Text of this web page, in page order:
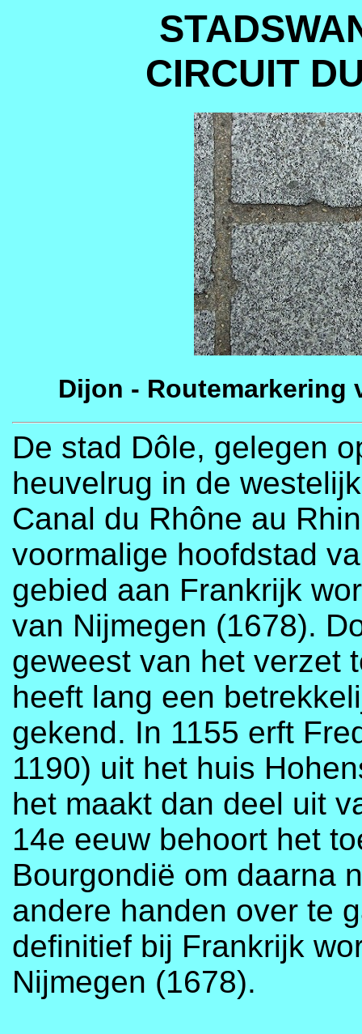
CIRCUIT
Dijon - Routemarkering
De stad Dôle, gelegen
heuvelrug in de
Canal du Rhône au
voormalige hoofdstad
gebied aan Frankrijk
van Nijmegen (1678).
geweest van het verzet
heeft lang een
gekend. In 1155 erft
1190) uit het huis
het maakt dan deel uit
14e eeuw behoort het
Bourgondië om daarna
andere handen over te
definitief bij Frankrijk
Nijmegen (1678).